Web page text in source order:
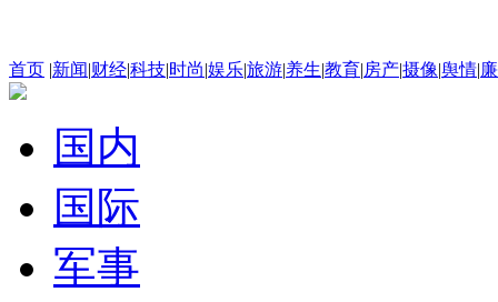
首页 |新闻|财经|科技|时尚|娱乐|旅游|养生|教育|房产|摄像|舆情|
国内
国际
军事